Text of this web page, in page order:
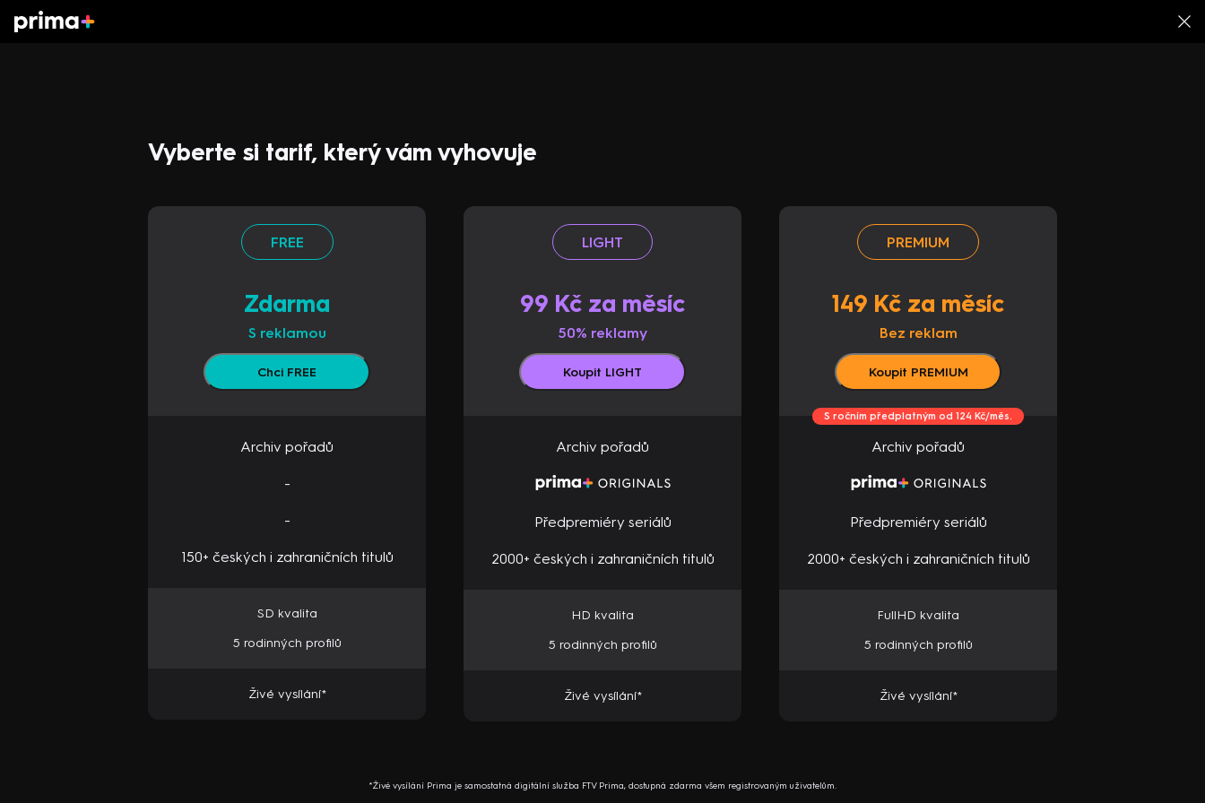
Vyberte si tarif, který vám vyhovuje
FREE
Zdarma
S reklamou
Chci FREE
Archiv pořadů
-
-
150+ českých i zahraničních titulů
SD kvalita
5 rodinných profilů
Živé vysílání*
LIGHT
99 Kč za měsíc
50% reklamy
Koupit LIGHT
Archiv pořadů
Předpremiéry seriálů
2000+ českých i zahraničních titulů
HD kvalita
5 rodinných profilů
Živé vysílání*
PREMIUM
149 Kč za měsíc
Bez reklam
Koupit PREMIUM
S ročním předplatným od 124 Kč/měs.
Archiv pořadů
Předpremiéry seriálů
2000+ českých i zahraničních titulů
FullHD kvalita
5 rodinných profilů
Živé vysílání*
*Živé vysílání Prima je samostatná digitální služba FTV Prima, dostupná zdarma všem registrovaným uživatelům.